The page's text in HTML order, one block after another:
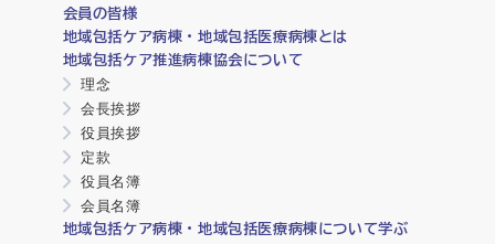
会員の皆様
地域包括ケア病棟・地域包括医療病棟とは
地域包括ケア推進病棟協会について
理念
会長挨拶
役員挨拶
定款
役員名簿
会員名簿
地域包括ケア病棟・地域包括医療病棟について学ぶ